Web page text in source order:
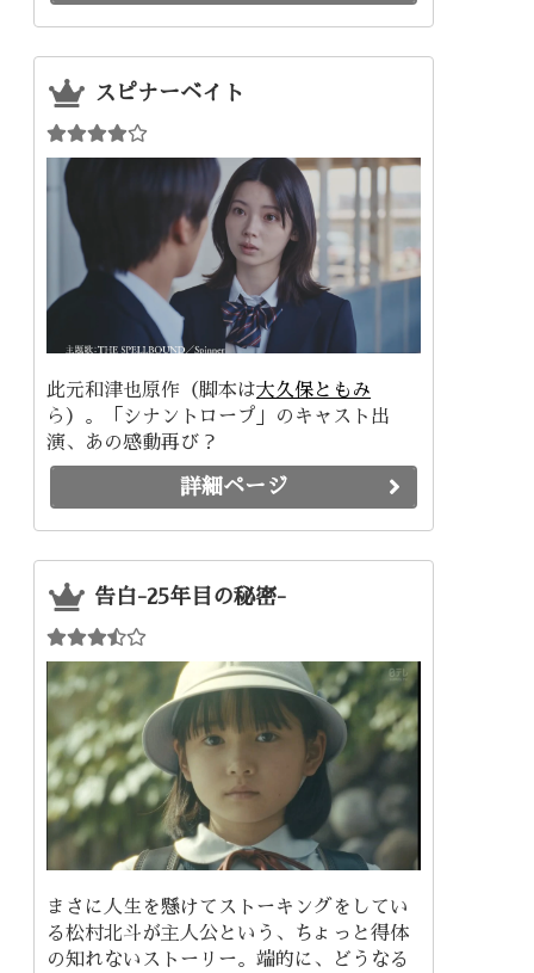
スピナーベイト
此元和津也原作（脚本は大久保ともみ
ら）。「シナントロープ」のキャスト出
演、あの感動再び？
詳細ページ
告白-25年目の秘密-
まさに人生を懸けてストーキングをしてい
る松村北斗が主人公という、ちょっと得体
の知れないストーリー。端的に、どうなる